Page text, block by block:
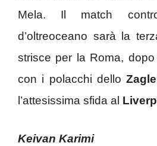
Mela. Il match
d’oltreoceano sarà la
strisce per la Roma,
con i polacchi dello
l’attesissima sfida al
Keivan Karimi